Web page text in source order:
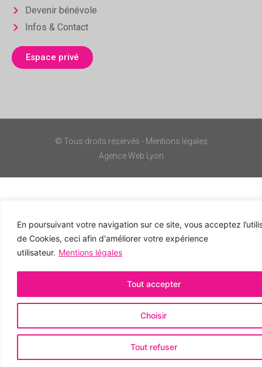
En poursuivant votre navigation sur ce site, vous acceptez
de Cookies, ceci afin d'améliorer votre expérience
utilisateur. Mentions légales
Choisir
Tout refuser
Tout accepter
Devenir bénévole
Infos & Contact
Espace privé
© Tous droits réservés - Mentions légales
Agence Web Lyon